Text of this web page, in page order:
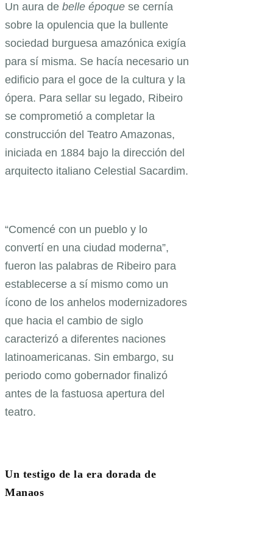
Un aura de belle époque se cernía
sobre la opulencia que la bullente
sociedad burguesa amazónica exigía
para sí misma. Se hacía necesario un
edificio para el goce de la cultura y la
ópera. Para sellar su legado, Ribeiro
se comprometió a completar la
construcción del Teatro Amazonas,
iniciada en 1884 bajo la dirección del
arquitecto italiano Celestial Sacardim.
“Comencé con un pueblo y lo
convertí en una ciudad moderna”,
fueron las palabras de Ribeiro para
establecerse a sí mismo como un
ícono de los anhelos modernizadores
que hacia el cambio de siglo
caracterizó a diferentes naciones
latinoamericanas. Sin embargo, su
periodo como gobernador finalizó
antes de la fastuosa apertura del
teatro.
Un testigo de la era dorada de
Manaos